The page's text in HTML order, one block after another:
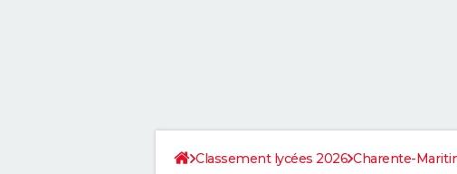
Classement lycées 2026 Charente-